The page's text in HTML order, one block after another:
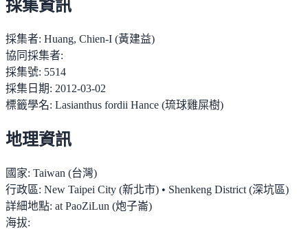
採集資訊
採集者: Huang, Chien-I (黃建益)
協同採集者:
採集號: 5514
採集日期: 2012-03-02
標籤學名: Lasianthus fordii Hance (琉球雞屎樹)
地理資訊
國家: Taiwan (台灣)
行政區: New Taipei City (新北市) • Shenkeng District (深坑區)
詳細地點: at PaoZiLun (炮子崙)
海拔: